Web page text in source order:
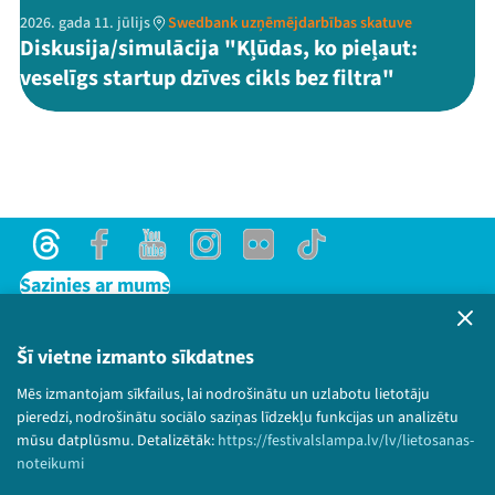
Šī vietne izmanto sīkdatnes
Mēs izmantojam sīkfailus, lai nodrošinātu un uzlabotu lietotāju
pieredzi, nodrošinātu sociālo saziņas līdzekļu funkcijas un analizētu
mūsu datplūsmu. Detalizētāk: https://festivalslampa.lv/lv/lietosanas-
noteikumi
2026. gada 11. jūlijs Swedbank uzņēmējdarbības skatuve
Diskusija/simulācija "Kļūdas, ko pieļaut:
veselīgs startup dzīves cikls bez filtra"
ThreadsFacebookYoutubeInstagram
Flick TikTok
Sazinies ar mums
Lietošanas noteikumi un sīkdatņu politika
Bērnu aizsardzības politika
© 2026 Sarunu festivāls LAMPA Visas tiesības
paturētas.